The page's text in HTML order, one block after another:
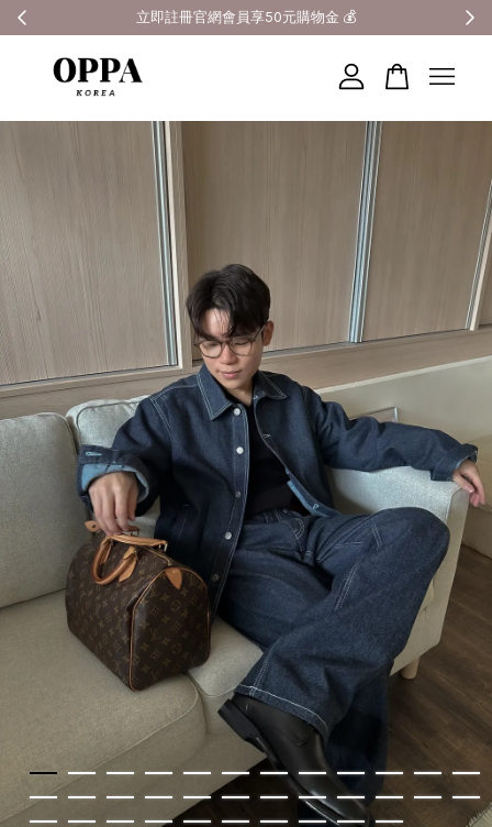
全館滿3000元超商免運 🚚
您的購物車目前還是空的。